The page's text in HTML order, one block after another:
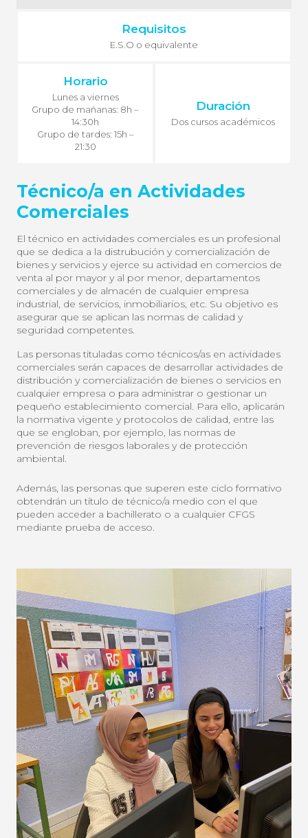
Requisitos
E.S.O o equivalente
Horario
Lunes a viernes
Grupo de mañanas: 8h –
14:30h
Grupo de tardes: 15h –
21:30
Duración
Dos cursos académicos
Técnico/a en Actividades
Comerciales
El técnico en actividades comerciales es un profesional
que se dedica a la distrubución y comercialización de
bienes y servicios y ejerce su actividad en comercios de
venta al por mayor y al por menor, departamentos
comerciales y de almacén de cualquier empresa
industrial, de servicios, inmobiliarios, etc. Su objetivo es
asegurar que se aplican las normas de calidad y
seguridad competentes.
Las personas tituladas como técnicos/as en actividades
comerciales serán capaces de desarrollar actividades de
distribución y comercialización de bienes o servicios en
cualquier empresa o para administrar o gestionar un
pequeño establecimiento comercial. Para ello, aplicarán
la normativa vigente y protocolos de calidad, entre las
que se engloban, por ejemplo, las normas de
prevención de riesgos laborales y de protección
ambiental.
Además, las personas que superen este ciclo formativo
obtendrán un título de técnico/a medio con el que
pueden acceder a bachillerato o a cualquier CFGS
mediante prueba de acceso.